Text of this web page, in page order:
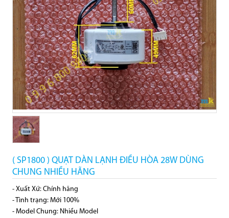
( SP1800 ) QUẠT DÀN LẠNH ĐIỀU HÒA 28W DÙNG
CHUNG NHIỀU HÃNG
- Xuất Xứ: Chính hãng
- Tình trạng: Mới 100%
- Model Chung: Nhiều Model